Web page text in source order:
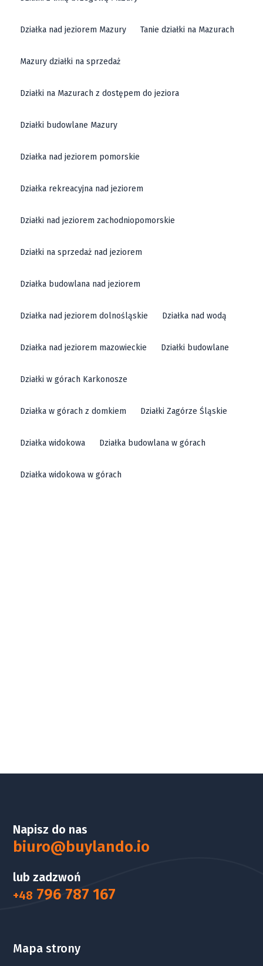
Działka nad jeziorem Mazury Tanie działki na Mazurach
Mazury działki na sprzedaż
Działki na Mazurach z dostępem do jeziora
Działki budowlane Mazury
Działka nad jeziorem pomorskie
Działka rekreacyjna nad jeziorem
Działki nad jeziorem zachodniopomorskie
Działki na sprzedaż nad jeziorem
Działka budowlana nad jeziorem
Działka nad jeziorem dolnośląskie Działka nad wodą
Działka nad jeziorem mazowieckie Działki budowlane
Działki w górach Karkonosze
Działka w górach z domkiem Działki Zagórze Śląskie
Działka widokowa Działka budowlana w górach
Działka widokowa w górach
Napisz do nas
biuro@buylando.io
lub zadzwoń
+48 796 787 167
Mapa strony